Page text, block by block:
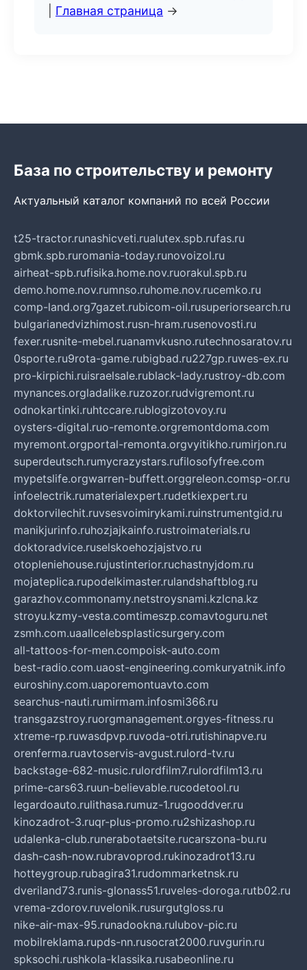
Главная страница →
База по строительству и ремонту
Актуальный каталог компаний по всей России
t25-tractor.runashicveti.rualutex.spb.rufas.ru
gbmk.spb.ruromania-today.runovoizol.ru
airheat-spb.rufisika.home.nov.ruorakul.spb.ru
demo.home.nov.rumnso.ruhome.nov.rucemko.ru
comp-land.org7gazet.rubicom-oil.rusuperiorsearch.ru
bulgarianedvizhimost.rusn-hram.rusenovosti.ru
fexer.rusnite-mebel.ruanamvkusno.rutechnosaratov.ru
0sporte.ru9rota-game.rubigbad.ru227gp.ruwes-ex.ru
pro-kirpichi.ruisraelsale.rublack-lady.rustroy-db.com
mynances.orgladalike.ruzozor.rudvigremont.ru
odnokartinki.ruhtccare.rublogizotovoy.ru
oysters-digital.ruo-remonte.orgremontdoma.com
myremont.orgportal-remonta.orgvyitikho.rumirjon.ru
superdeutsch.rumycrazystars.rufilosofyfree.com
mypetslife.orgwarren-buffett.orggreleon.comsp-or.ru
infoelectrik.rumaterialexpert.rudetkiexpert.ru
doktorvilechit.ruvsesvoimirykami.ruinstrumentgid.ru
manikjurinfo.ruhozjajkainfo.rustroimaterials.ru
doktoradvice.ruselskoehozjajstvo.ru
otopleniehouse.rujustinterior.ruchastnyjdom.ru
mojateplica.rupodelkimaster.rulandshaftblog.ru
garazhov.commonamy.netstroysnami.kzlcna.kz
stroyu.kzmy-vesta.comtimeszp.comavtoguru.net
zsmh.com.uaallcelebsplasticsurgery.com
all-tattoos-for-men.compoisk-auto.com
best-radio.com.uaost-engineering.comkuryatnik.info
euroshiny.com.uaporemontuavto.com
searchus-nauti.rumirmam.infosmi366.ru
transgazstroy.ruorgmanagement.orgyes-fitness.ru
xtreme-rp.ruwasdpvp.ruvoda-otri.rutishinapve.ru
orenferma.ruavtoservis-avgust.rulord-tv.ru
backstage-682-music.rulordfilm7.rulordfilm13.ru
prime-cars63.ruun-believable.rucodetool.ru
legardoauto.rulithasa.rumuz-1.rugooddver.ru
kinozadrot-3.ruqr-plus-promo.ru2shizashop.ru
udalenka-club.runerabotaetsite.rucarszona-bu.ru
dash-cash-now.rubravoprod.rukinozadrot13.ru
hotteygroup.rubagira31.rudommarketnsk.ru
dveriland73.runis-glonass51.ruveles-doroga.rutb02.ru
vrema-zdorov.ruvelonik.rusurgutgloss.ru
nike-air-max-95.runadookna.rulubov-pic.ru
mobilreklama.rupds-nn.rusocrat2000.ruvgurin.ru
spksochi.rushkola-klassika.rusabeonline.ru